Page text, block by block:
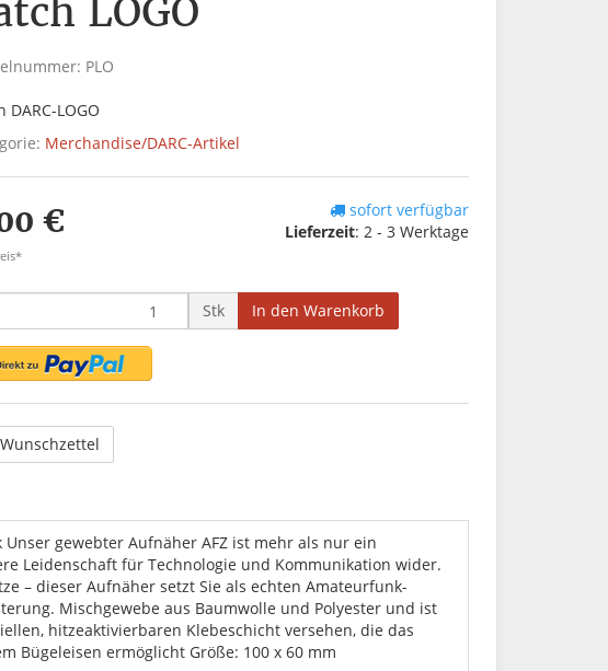
LOGO
PLO
DARC-LOGO
Merchandise/DARC-Artikel
€
sofort verfügbar
Lieferzeit: 2 - 3 Werktage
Stk In den Warenkorb
Wunschzettel
gewebter Aufnäher AFZ ist mehr als nur ein
Leidenschaft für Technologie und Kommunikation wider.
– dieser Aufnäher setzt Sie als echten Amateurfunk-
Mischgewebe aus Baumwolle und Polyester und ist
hitzeaktivierbaren Klebeschicht versehen, die das
Bügeleisen ermöglicht Größe: 100 x 60 mm